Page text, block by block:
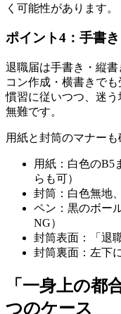
く可能性があります。
ポイント4：手書
退職届は手書き・縦
コン作成・横書きで
慣習に従いつつ、迷
無難です。
用紙と封筒のマナーも
用紙：白色のB5
らも可）
封筒：白色無地
ペン：黒のボー
NG）
封筒表面：「退
封筒裏面：左下
「一身上の都
つのケース